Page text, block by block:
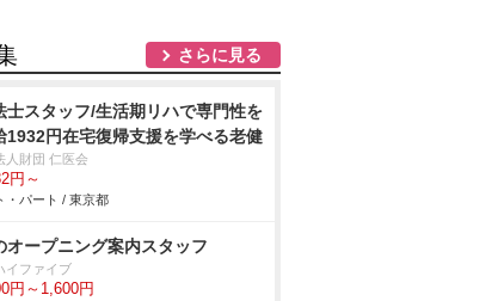
さらに見る
士スタッフ/生活期リハで専門性を
1932円在宅復帰支援を学べる老健
人財団 仁医会
円～
・パート / 東京都
オープニング案内スタッフ
イファイブ
円～1,600円